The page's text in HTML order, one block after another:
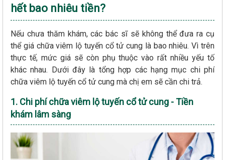
hết bao nhiêu tiền?
Nếu chưa thăm khám, các bác sĩ sẽ không thể đưa ra cụ
thể giá chữa viêm lộ tuyến cổ tử cung là bao nhiêu. Vì trên
thực tế, mức giá sẽ còn phụ thuộc vào rất nhiều yếu tố
khác nhau. Dưới đây là tổng hợp các hạng mục chi phí
chữa viêm lộ tuyến cổ tử cung mà chị em sẽ cần chi trả.
1. Chi phí chữa viêm lộ tuyến cổ tử cung - Tiền
khám lâm sàng